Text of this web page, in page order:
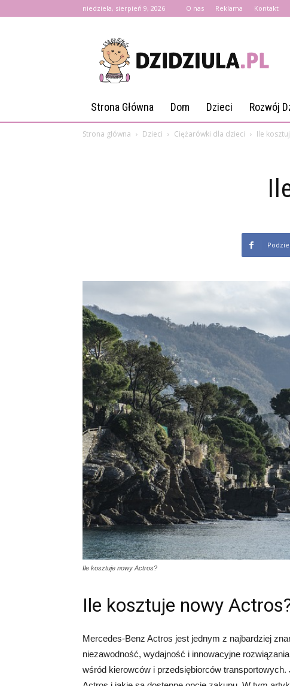
niedziela, sierpień 9, 2026 O nas Reklama Kontakt
Dzidziula.pl
Strona Główna Dom Dzieci Rozwój
Strona główna Dzieci Ciężarówki dla dzieci Ile
Ile kosztuje nowy Actros?
Ile kosztuje nowy
Mercedes-Benz Actros jest jednym z najbardziej
niezawodność, wydajność i innowacyjne
wśród kierowców i przedsiębiorców